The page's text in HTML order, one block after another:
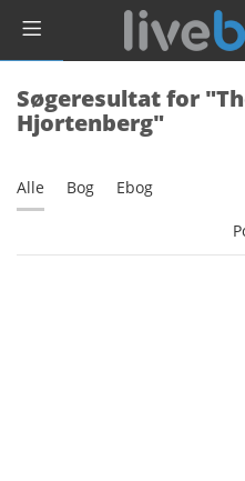
Søgeresultat for
Hjortenberg"
Alle Bog Ebog